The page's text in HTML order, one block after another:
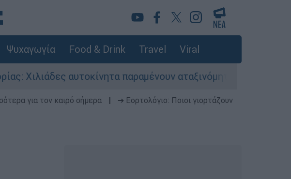
Ψυχαγωγία Food & Drink Travel Viral
αυτοκίνητα παραμένουν αταξινόμητα - Λύση αναζητά το
για τον καιρό σήμερα
➔ Εορτολόγιο: Ποιοι γιορτάζουν